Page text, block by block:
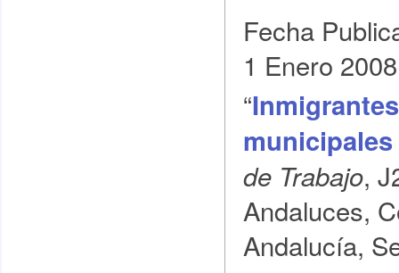
Fecha
1 Enero 2008
“
de Trabajo,
Andaluces,
Andalucía,